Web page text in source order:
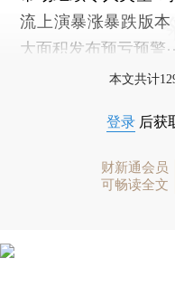
流上演暴涨暴跌版
大面积发布预亏预警
本文共计
登录 后获
财新通会员
可畅读全文